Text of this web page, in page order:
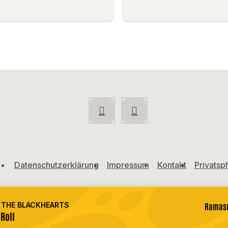
Datenschutzerklärung Impressum Kontakt
BLACKHEARTS